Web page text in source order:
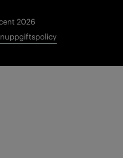
2026